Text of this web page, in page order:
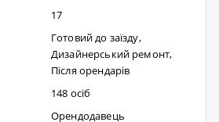
17
Готовий до заïзду,
Дизайнерський ремонт,
Після орендарів
148 осіб
Орендодавець